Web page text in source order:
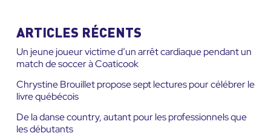
site
:
ARTICLES RÉCENTS
Un jeune joueur victime d’un arrêt cardiaque pendant un
match de soccer à Coaticook
Chrystine Brouillet propose sept lectures pour célébrer le
livre québécois
De la danse country, autant pour les professionnels que
les débutants